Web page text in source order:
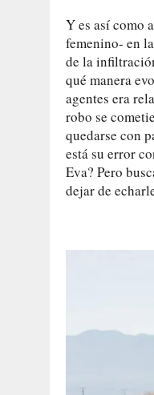
Y es así como
femenino- en
de la
qué manera
agentes era
robo se
quedarse con
está su error
Eva? Pero
dejar de